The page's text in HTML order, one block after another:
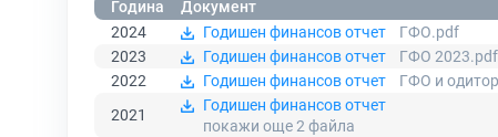
Година
Документ
2024
Годишен финансов отчет
ГФО.pdf
2023
Годишен финансов отчет
ГФО 2023.pdf
2022
Годишен финансов отчет
ГФО и
2021
Годишен финансов отчет
покажи още 2 файла